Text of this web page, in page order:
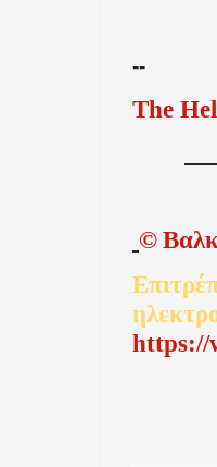
--
The
©
https://